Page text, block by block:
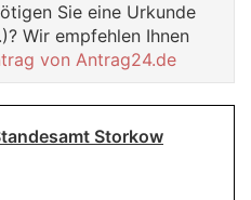
Sie eine Urkunde
Wir empfehlen Ihnen
von Antrag24.de
Storkow